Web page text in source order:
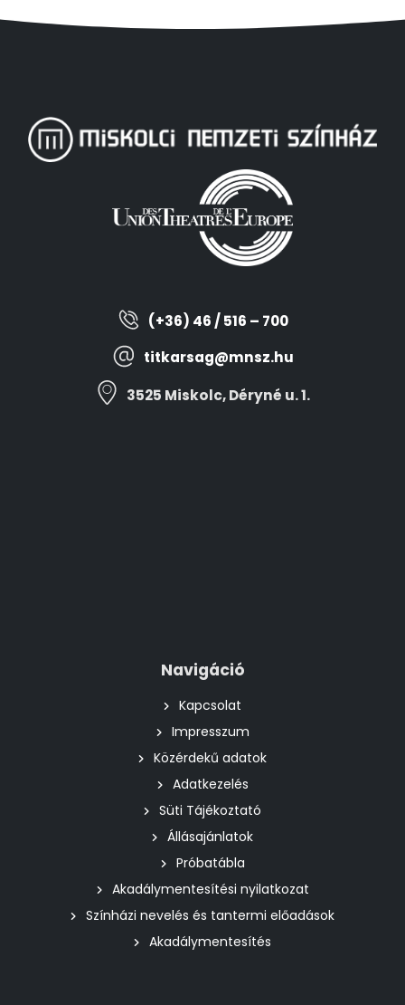
(+36) 46 / 516 – 700
titkarsag@mnsz.hu
3525 Miskolc, Déryné u. 1.
Navigáció
Kapcsolat
Impresszum
Közérdekű adatok
Adatkezelés
Süti Tájékoztató
Állásajánlatok
Próbatábla
Akadálymentesítési nyilatkozat
Színházi nevelés és tantermi előadások
Akadálymentesítés